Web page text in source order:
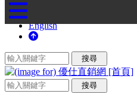
English